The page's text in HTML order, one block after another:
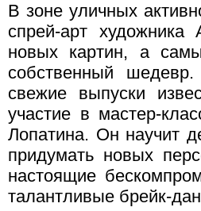
В зоне уличных
спрей-арт художника
новых картин, а
собственный
свежие выпуски
участие в мастер-
Лопатина. Он научит
придумать новых
настоящие
талантливые брейк-